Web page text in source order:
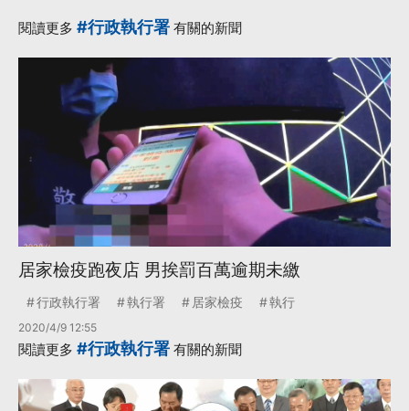
閱讀更多 #行政執行署 有關的新聞
居家檢疫跑夜店 男挨罰百萬逾期未繳
行政執行署 執行署 居家檢疫 執行
2020/4/9 12:55
閱讀更多 #行政執行署 有關的新聞